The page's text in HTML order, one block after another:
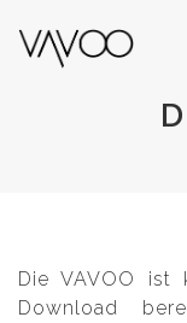
Die VAVOO ist
Download